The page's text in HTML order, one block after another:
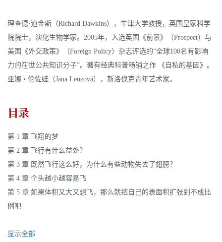
理查德·道金斯（Richard Dawkins），牛津大学教授，英国皇家科学
院院士，演化生物学家。2005年，入选英国《前景》（Prospect）与
美国《外交政策》（Foreign Policy）杂志评选的“全球100名有影响
力的在世公共知识分子”。著有经典科普畅销之作 《自私的基因》。
亚娜 • 伦佐娃（Jana Lenzová），斯洛伐克青年艺术家。
目录
第 1 章 飞翔的梦
第 2 章 飞行有什么益处？
第 3 章 既然飞行这么好，为什么有些动物失去了翅膀？
第 4 章 个头越小越容易飞
第 5 章 如果体积又大又想飞，那么就把自己的表面积扩张到不成比
例吧
显示全部